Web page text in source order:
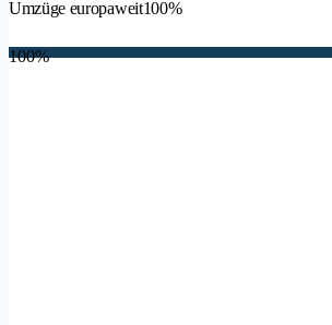
Umzüge europaweit100%
100%